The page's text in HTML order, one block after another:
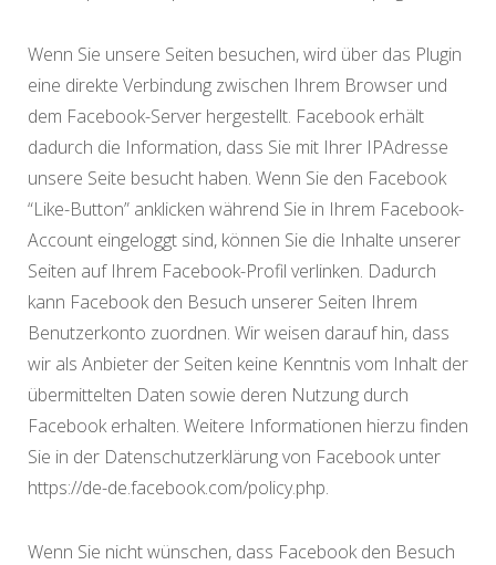
Wenn Sie unsere Seiten besuchen, wird über das Plugin
eine direkte Verbindung zwischen Ihrem Browser und
dem Facebook-Server hergestellt. Facebook erhält
dadurch die Information, dass Sie mit Ihrer IPAdresse
unsere Seite besucht haben. Wenn Sie den Facebook
“Like-Button” anklicken während Sie in Ihrem Facebook-
Account eingeloggt sind, können Sie die Inhalte unserer
Seiten auf Ihrem Facebook-Profil verlinken. Dadurch
kann Facebook den Besuch unserer Seiten Ihrem
Benutzerkonto zuordnen. Wir weisen darauf hin, dass
wir als Anbieter der Seiten keine Kenntnis vom Inhalt der
übermittelten Daten sowie deren Nutzung durch
Facebook erhalten. Weitere Informationen hierzu finden
Sie in der Datenschutzerklärung von Facebook unter
https://de-de.facebook.com/policy.php.
Wenn Sie nicht wünschen, dass Facebook den Besuch